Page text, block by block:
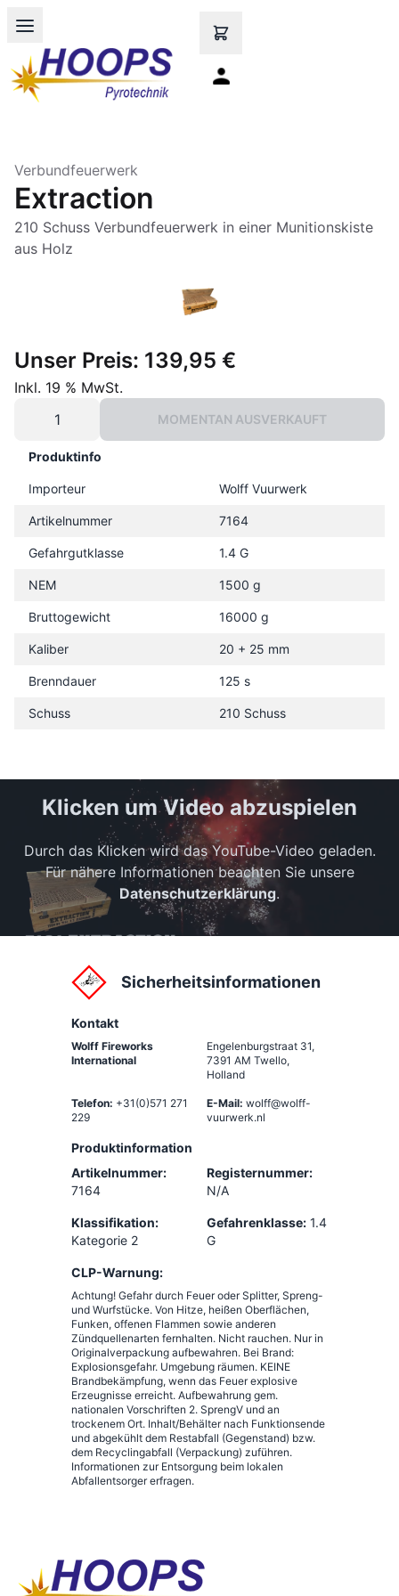
Open main menu
Verbundfeuerwerk
Extraction
210 Schuss Verbundfeuerwerk in einer Munitionskiste
aus Holz
Unser Preis: 139,95 €
Inkl. 19 % MwSt.
MOMENTAN AUSVERKAUFT
Produktinfo
Importeur Wolff Vuurwerk
Artikelnummer 7164
Gefahrgutklasse 1.4 G
NEM 1500 g
Bruttogewicht 16000 g
Kaliber 20 + 25 mm
Brenndauer 125 s
Schuss 210 Schuss
Klicken um Video abzuspielen
Durch das Klicken wird das YouTube-Video geladen.
Für nähere Informationen beachten Sie unsere
Datenschutzerklärung.
Sicherheitsinformationen
Kontakt
Wolff Fireworks
International
Engelenburgstraat 31,
7391 AM Twello,
Holland
Telefon: +31(0)571 271
229
E-Mail: wolff@wolff-
vuurwerk.nl
Produktinformation
Artikelnummer:
7164
Registernummer:
N/A
Klassifikation:
Kategorie 2
Gefahrenklasse: 1.4
G
CLP-Warnung:
Achtung! Gefahr durch Feuer oder Splitter, Spreng-
und Wurfstücke. Von Hitze, heißen Oberflächen,
Funken, offenen Flammen sowie anderen
Zündquellenarten fernhalten. Nicht rauchen. Nur in
Originalverpackung aufbewahren. Bei Brand:
Explosionsgefahr. Umgebung räumen. KEINE
Brandbekämpfung, wenn das Feuer explosive
Erzeugnisse erreicht. Aufbewahrung gem.
nationalen Vorschriften 2. SprengV und an
trockenem Ort. Inhalt/Behälter nach Funktionsende
und abgekühlt dem Restabfall (Gegenstand) bzw.
dem Recyclingabfall (Verpackung) zuführen.
Informationen zur Entsorgung beim lokalen
Abfallentsorger erfragen.